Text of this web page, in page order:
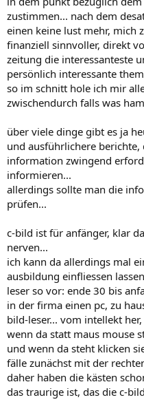
zustimmen... nach dem
einen keine lust mehr, mich
finanziell sinnvoller, direkt
zeitung die interessanteste
persönlich interessante
so im schnitt hole ich mir
zwischendurch falls was
über viele dinge gibt es ja
und ausführlichere berichte,
information zwingend
informieren...
allerdings sollte man die
prüfen...
c-bild ist für anfänger, klar
nerven...
ich kann da allerdings mal
ausbildung einfliessen
leser so vor: ende 30 bis
in der firma einen pc, zu
bild-leser... vom intellekt
wenn da statt maus mouse
und wenn da steht klicken
fälle zunächst mit der
daher haben die kästen
das traurige ist, das die c-